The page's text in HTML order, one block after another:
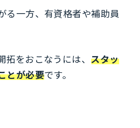
る一方、有資格者や補助員
をおこなうには、 スタッ
とが必要です。